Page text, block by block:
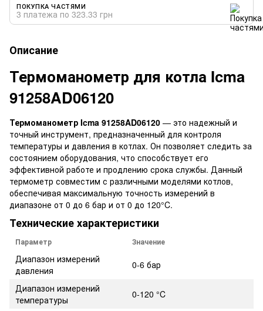
ПОКУПКА ЧАСТЯМИ
3 платежа по 323.33 грн
Описание
Термоманометр для котла Icma
91258AD06120
Термоманометр Icma 91258AD06120 — это надежный и
точный инструмент, предназначенный для контроля
температуры и давления в котлах. Он позволяет следить за
состоянием оборудования, что способствует его
эффективной работе и продлению срока службы. Данный
термометр совместим с различными моделями котлов,
обеспечивая максимальную точность измерений в
диапазоне от 0 до 6 бар и от 0 до 120°C.
Технические характеристики
Параметр Значение
Диапазон измерений
давления
0-6 бар
Диапазон измерений
температуры
0-120 °C